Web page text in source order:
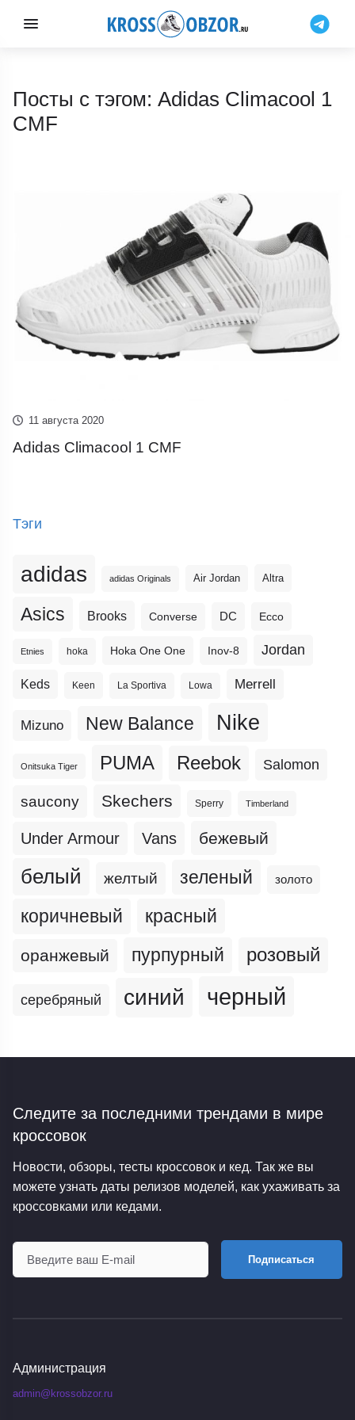
Посты с тэгом: Adidas Climacool 1
CMF
11 августа 2020
Adidas Climacool 1 CMF
Тэги
adidas adidas Originals Air Jordan Altra
Asics Brooks Converse DC Ecco
Etnies hoka Hoka One One Inov-8 Jordan
Keds Keen La Sportiva Lowa Merrell
Mizuno New Balance Nike
Onitsuka Tiger PUMA Reebok Salomon
saucony Skechers Sperry Timberland
Under Armour Vans бежевый
белый желтый зеленый золото
коричневый красный
оранжевый пурпурный розовый
серебряный синий черный
Следите за последними трендами в мире
кроссовок
Новости, обзоры, тесты кроссовок и кед. Так же вы
можете узнать даты релизов моделей, как ухаживать за
кроссовками или кедами.
Подписаться
Администрация
admin@krossobzor.ru